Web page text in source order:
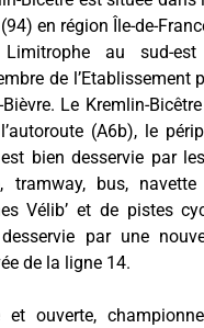
en région Île-de-
Limitrophe au sud-
de l’Etablissement
Bièvre. Le Kremlin-
(A6b), le
bien desservie par
tramway, bus,
Vélib’ et de pistes
par une
de la ligne 14.
et ouverte,